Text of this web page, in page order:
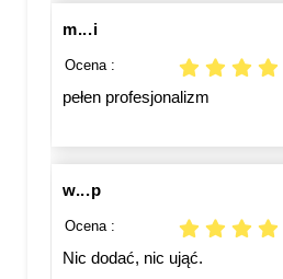
m...i
Ocena :
pełen profesjonalizm
w...p
Ocena :
Nic dodać, nic ująć.